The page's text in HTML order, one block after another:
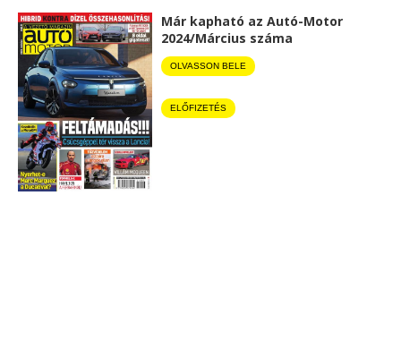
Már kapható az Autó-Motor
2024/Március száma
OLVASSON BELE
ELŐFIZETÉS